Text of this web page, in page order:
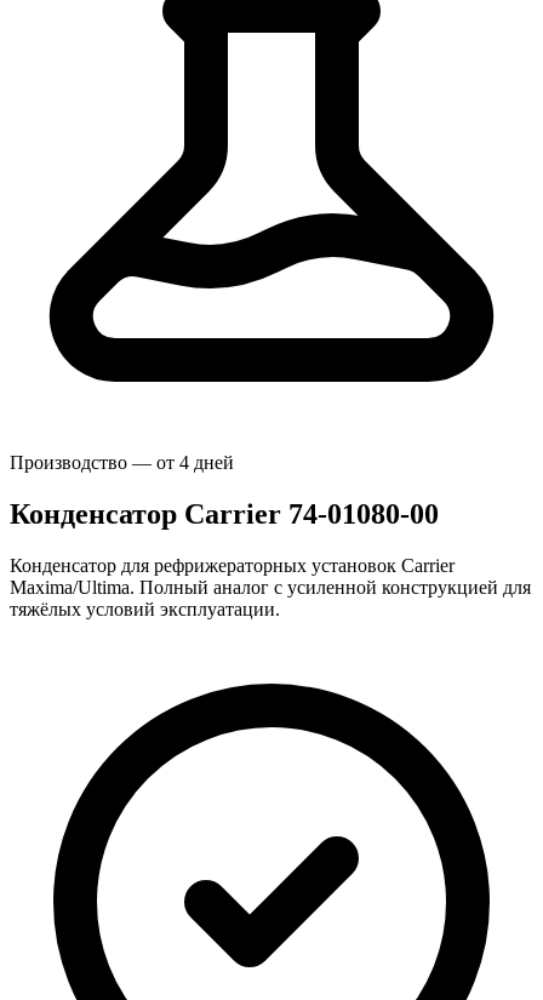
Производство — от 4 дней
Конденсатор Carrier 74-01080-00
Конденсатор для рефрижераторных установок Carrier
Maxima/Ultima. Полный аналог с усиленной конструкцией для
тяжёлых условий эксплуатации.